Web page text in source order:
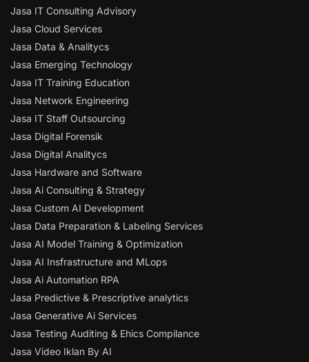
Jasa IT Consulting Advisory
Jasa Cloud Services
Jasa Data & Analitycs
Jasa Emerging Technology
Jasa IT Training Education
Jasa Network Engineering
Jasa IT Staff Outsourcing
Jasa Digital Forensik
Jasa Digital Analitycs
Jasa Hardware and Software
Jasa Ai Consulting & Strategy
Jasa Custom AI Development
Jasa Data Preparation & Labeling Services
Jasa AI Model Training & Optimization
Jasa AI Insfrastructure and MLops
Jasa Ai Automation RPA
Jasa Predictive & Prescriptive analytics
Jasa Generative Ai Services
Jasa Testing Auditing & Ehics Compilance
Jasa Video Iklan By AI